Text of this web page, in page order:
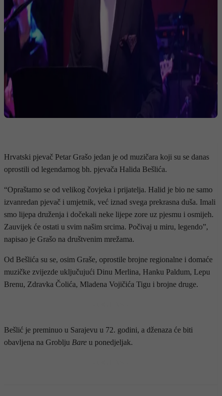
Hrvatski pjevač Petar Grašo jedan je od muzičara koji su se danas
oprostili od legendarnog bh. pjevača Halida Bešlića.
“Opraštamo se od velikog čovjeka i prijatelja. Halid je bio ne samo
izvanredan pjevač i umjetnik, već iznad svega prekrasna duša. Imali
smo lijepa druženja i dočekali neke lijepe zore uz pjesmu i osmijeh.
Zauvijek će ostati u svim našim srcima. Počivaj u miru, legendo”,
napisao je Grašo na društvenim mrežama.
Od Bešlića su se, osim Graše, oprostile brojne regionalne i domaće
muzičke zvijezde uključujući Dinu Merlina, Hanku Paldum, Lepu
Brenu, Zdravka Čolića, Mladena Vojičića Tigu i brojne druge.
Bešlić je preminuo u Sarajevu u 72. godini, a dženaza će biti
obavljena na Groblju Bare u ponedjeljak.